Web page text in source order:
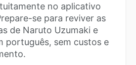
no aplicativo
se para reviver as
de Naruto Uzumaki e
português, sem custos e